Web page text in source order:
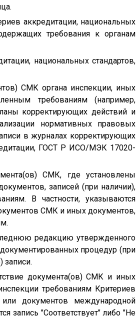
аккредитации, национальных
требования к органам
национальных стандартов,
СМК органа инспекции, иных
требованиям (например,
корректирующих действий и
нормативных правовых
в журналах корректирующих
ГОСТ Р ИСО/МЭК 17020-
СМК, где установлены
записей (при наличии),
В частности, указываются
СМК и иных документов,
редакцию утвержденного
процедур (при
записи.
документа(ов) СМК и иных
требованиям Критериев
документов международной
запись "Соответствует" либо "Не